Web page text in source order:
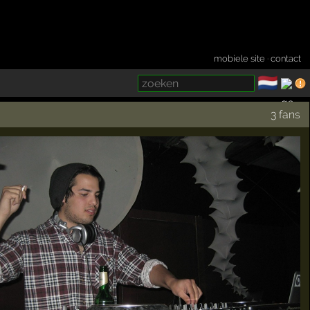
mobiele site ·contact
🇳🇱
3 fans